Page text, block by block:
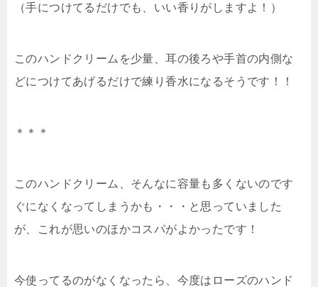
（手につけてるだけでも、いい香りがしますよ！）
このハンドクリームを少量、耳の後ろや手首の内側な
どにつけてあげるだけで練り香水になるそうです！！
＊＊＊
このハンドクリーム、そんなに容量も多くないのです
ぐになくなってしまうかも・・・と思っていました
が、これが思いのほかコスパがよかったです！
今使ってるのがなくなったら、今度はローズのハンド